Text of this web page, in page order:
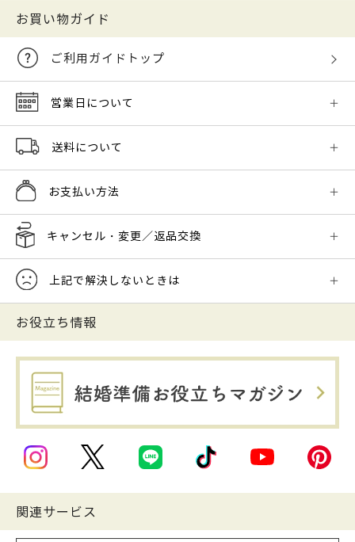
お買い物ガイド
ご利用ガイドトップ
営業日について
送料について
お支払い方法
キャンセル・変更／返品交換
上記で解決しないときは
お役立ち情報
関連サービス